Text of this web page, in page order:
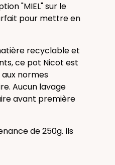
"MIEL" sur le
pour mettre en
recyclable et
ce pot Nicot est
normes
Aucun lavage
avant première
de 250g. Ils